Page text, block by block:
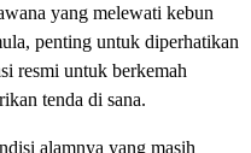
yang melewati kebun
penting untuk diperhatikan
resmi untuk berkemah
tenda di sana.
alamnya yang masih